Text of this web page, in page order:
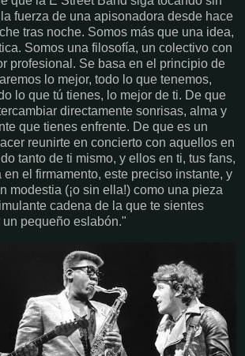
fuerza de una apisonadora desde hace
tras noche. Somos más que una idea,
Somos una filosofía, un colectivo con
profesional. Se basa en el principio de
lo mejor, todo lo que tenemos,
lo que tú tienes, lo mejor de ti. De que
directamente sonrisas, alma y
que tienes enfrente. De que es un
reunirte en concierto con aquellos en
tanto de ti mismo, y ellos en ti, tus fans,
en el firmamento, este preciso instante, y
modestia (¡o sin ella!) como una pieza
cadena de la que te sientes
pequeño eslabón."